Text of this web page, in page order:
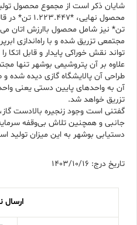
تن* نیز شامل محصول باارزش اتان
مجتمعی تزریق شده و با راه‌اندازی
تواند نقش خوراکی پایدار و قابل اتکا
علاوه بر آن پتروشیمی بوشهر تنها
طراحی آن پالایشگاه گازی دیده شده
آن به واحدهای پایین دستی یعنی
تزریق خواهد شد.
گفتنی است وجود زنجیره بالادست
جانبی و همچنین تلاش بی‌وقفه
دستیابی بوشهر به این میزان تولید
تاریخ درج: 1403/10/16
ارسال